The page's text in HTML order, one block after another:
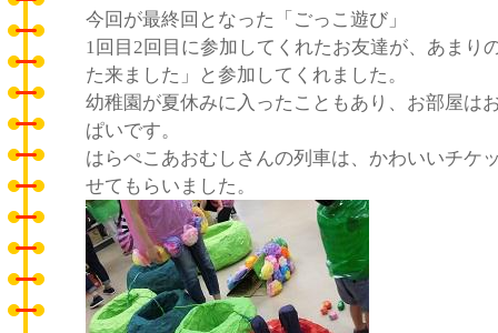
今回が最終回となった「ごっこ遊び」
1回目2回目に参加してくれたお友達が、あまり
た来ました」と参加してくれました。
幼稚園が夏休みに入ったこともあり、お部屋は
ぱいです。
はらぺこあおむしさんの列車は、かわいいチケ
せてもらいました。